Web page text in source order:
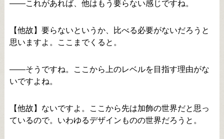
――これがあれば、他はもう要らない感じですね。
【他故】要らないというか、比べる必要がないだろうと
思いますよ。ここまでくると。
――そうですね。ここから上のレベルを目指す理由がな
いですよね。
【他故】ないですよ。ここから先は加飾の世界だと思っ
ているので。いわゆるデザインものの世界だろうと。